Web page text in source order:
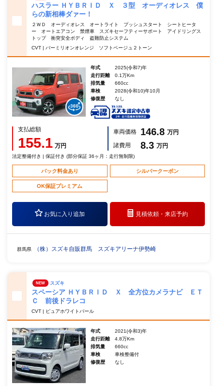
ハスラー ＨＹＢＲＩＤ Ｘ ３型 オーディオレス 僕
らの新相棒ダァー！
２ＷＤ オーディオレス オートライト プッシュスタート シートヒータ
ー オートエアコン 禁煙車 スズキセーフティーサポート アイドリングス
トップ 衝突安全ボディ 盗難防止システム
CVT | バーミリオンオレンジ ソフトベージュ２トーン
年式
2025(令和7)年
走行距離
0.1万Km
排気量
660cc
車検
2028(令和10)年10月
修復歴
なし
支払総額
155.1 万円
車両価格 146.8 万円
諸費用
8.3 万円
法定整備付き | 保証付き (部分保証 36ヶ月：走行無制限)
パック料金あり シルバークーポン
OK保証プレミアム
お気に入り追加 見積依頼・来店予約
群馬県 （株）スズキ自販群馬 スズキアリーナ伊勢崎
NEW スズキ
スペーシア ＨＹＢＲＩＤ Ｘ 全方位カメラナビ ＥＴ
Ｃ 前後ドラレコ
CVT | ピュアホワイトパール
年式
2021(令和3)年
走行距離
4.8万Km
排気量
660cc
車検
車検整備付
修復歴
なし